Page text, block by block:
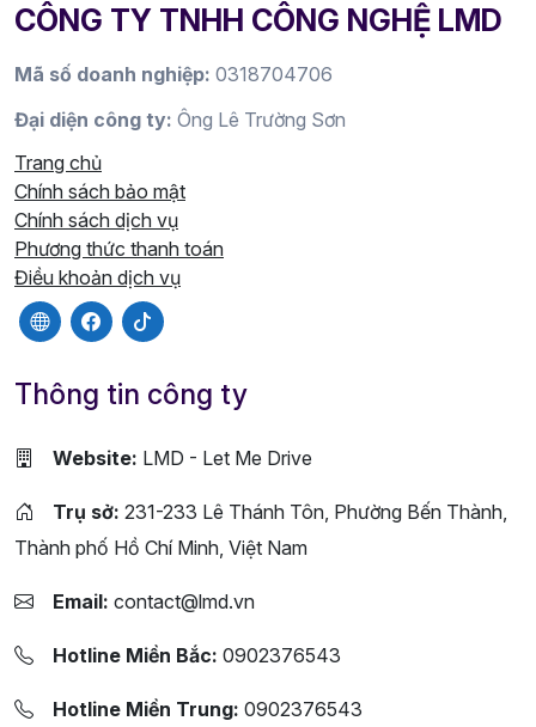
CÔNG TY TNHH CÔNG NGHỆ LMD
Mã số doanh nghiệp: 0318704706
Đại diện công ty: Ông Lê Trường Sơn
Trang chủ
Chính sách bảo mật
Chính sách dịch vụ
Phương thức thanh toán
Điều khoản dịch vụ
Thông tin công ty
Website: LMD - Let Me Drive
Trụ sở: 231-233 Lê Thánh Tôn, Phường Bến Thành,
Thành phố Hồ Chí Minh, Việt Nam
Email: contact@lmd.vn
Hotline Miền Bắc: 0902376543
Hotline Miền Trung: 0902376543